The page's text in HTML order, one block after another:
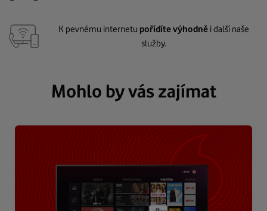
K pevnému internetu pořídíte výhodně i další naše
služby.
Mohlo by vás zajímat